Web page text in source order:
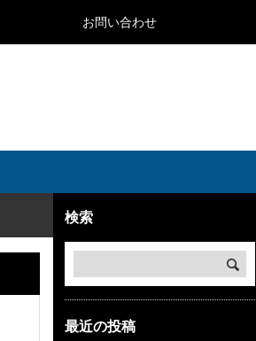
お問い合わせ
検索
最近の投稿